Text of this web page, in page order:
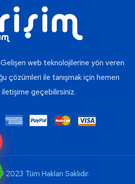
web teknolojilerine yön veren
çözümleri ile tanışmak için hemen
geçebilirsiniz.
Tüm Hakları Saklıdır.